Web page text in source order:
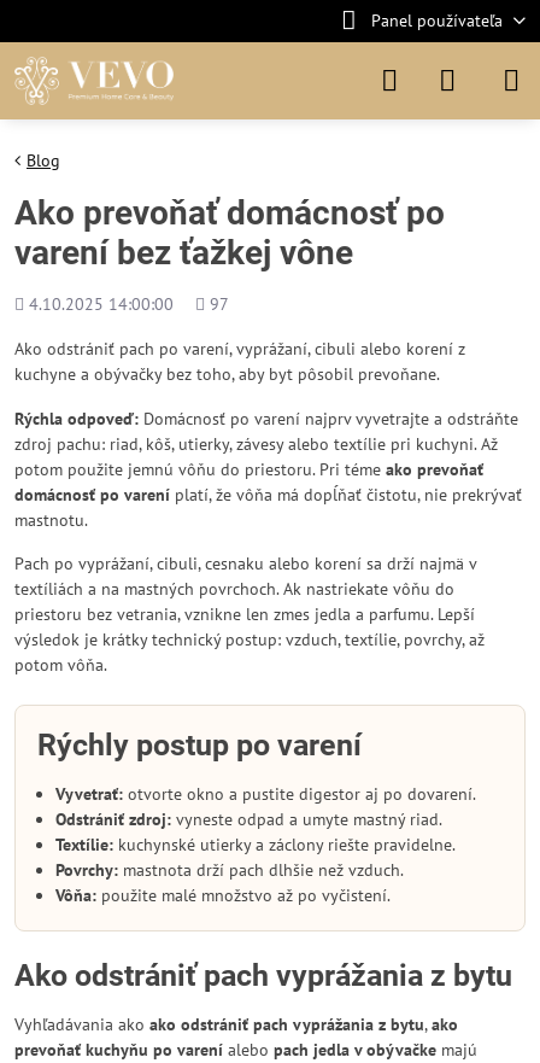
Panel používateľa
Blog
Ako prevoňať domácnosť po
varení bez ťažkej vône
Pridané
4.10.2025 14:00:00
Počet
97
Ako odstrániť pach po varení, vyprážaní, cibuli alebo korení z
kuchyne a obývačky bez toho, aby byt pôsobil prevoňane.
Rýchla odpoveď: Domácnosť po varení najprv vyvetrajte a odstráňte
zdroj pachu: riad, kôš, utierky, závesy alebo textílie pri kuchyni. Až
potom použite jemnú vôňu do priestoru. Pri téme ako prevoňať
domácnosť po varení platí, že vôňa má dopĺňať čistotu, nie prekrývať
mastnotu.
Pach po vyprážaní, cibuli, cesnaku alebo korení sa drží najmä v
textíliách a na mastných povrchoch. Ak nastriekate vôňu do
priestoru bez vetrania, vznikne len zmes jedla a parfumu. Lepší
výsledok je krátky technický postup: vzduch, textílie, povrchy, až
potom vôňa.
Rýchly postup po varení
Vyvetrať: otvorte okno a pustite digestor aj po dovarení.
Odstrániť zdroj: vyneste odpad a umyte mastný riad.
Textílie: kuchynské utierky a záclony riešte pravidelne.
Povrchy: mastnota drží pach dlhšie než vzduch.
Vôňa: použite malé množstvo až po vyčistení.
Ako odstrániť pach vyprážania z bytu
Vyhľadávania ako ako odstrániť pach vyprážania z bytu,ako
prevoňať kuchyňu po varení alebo pach jedla v obývačke majú